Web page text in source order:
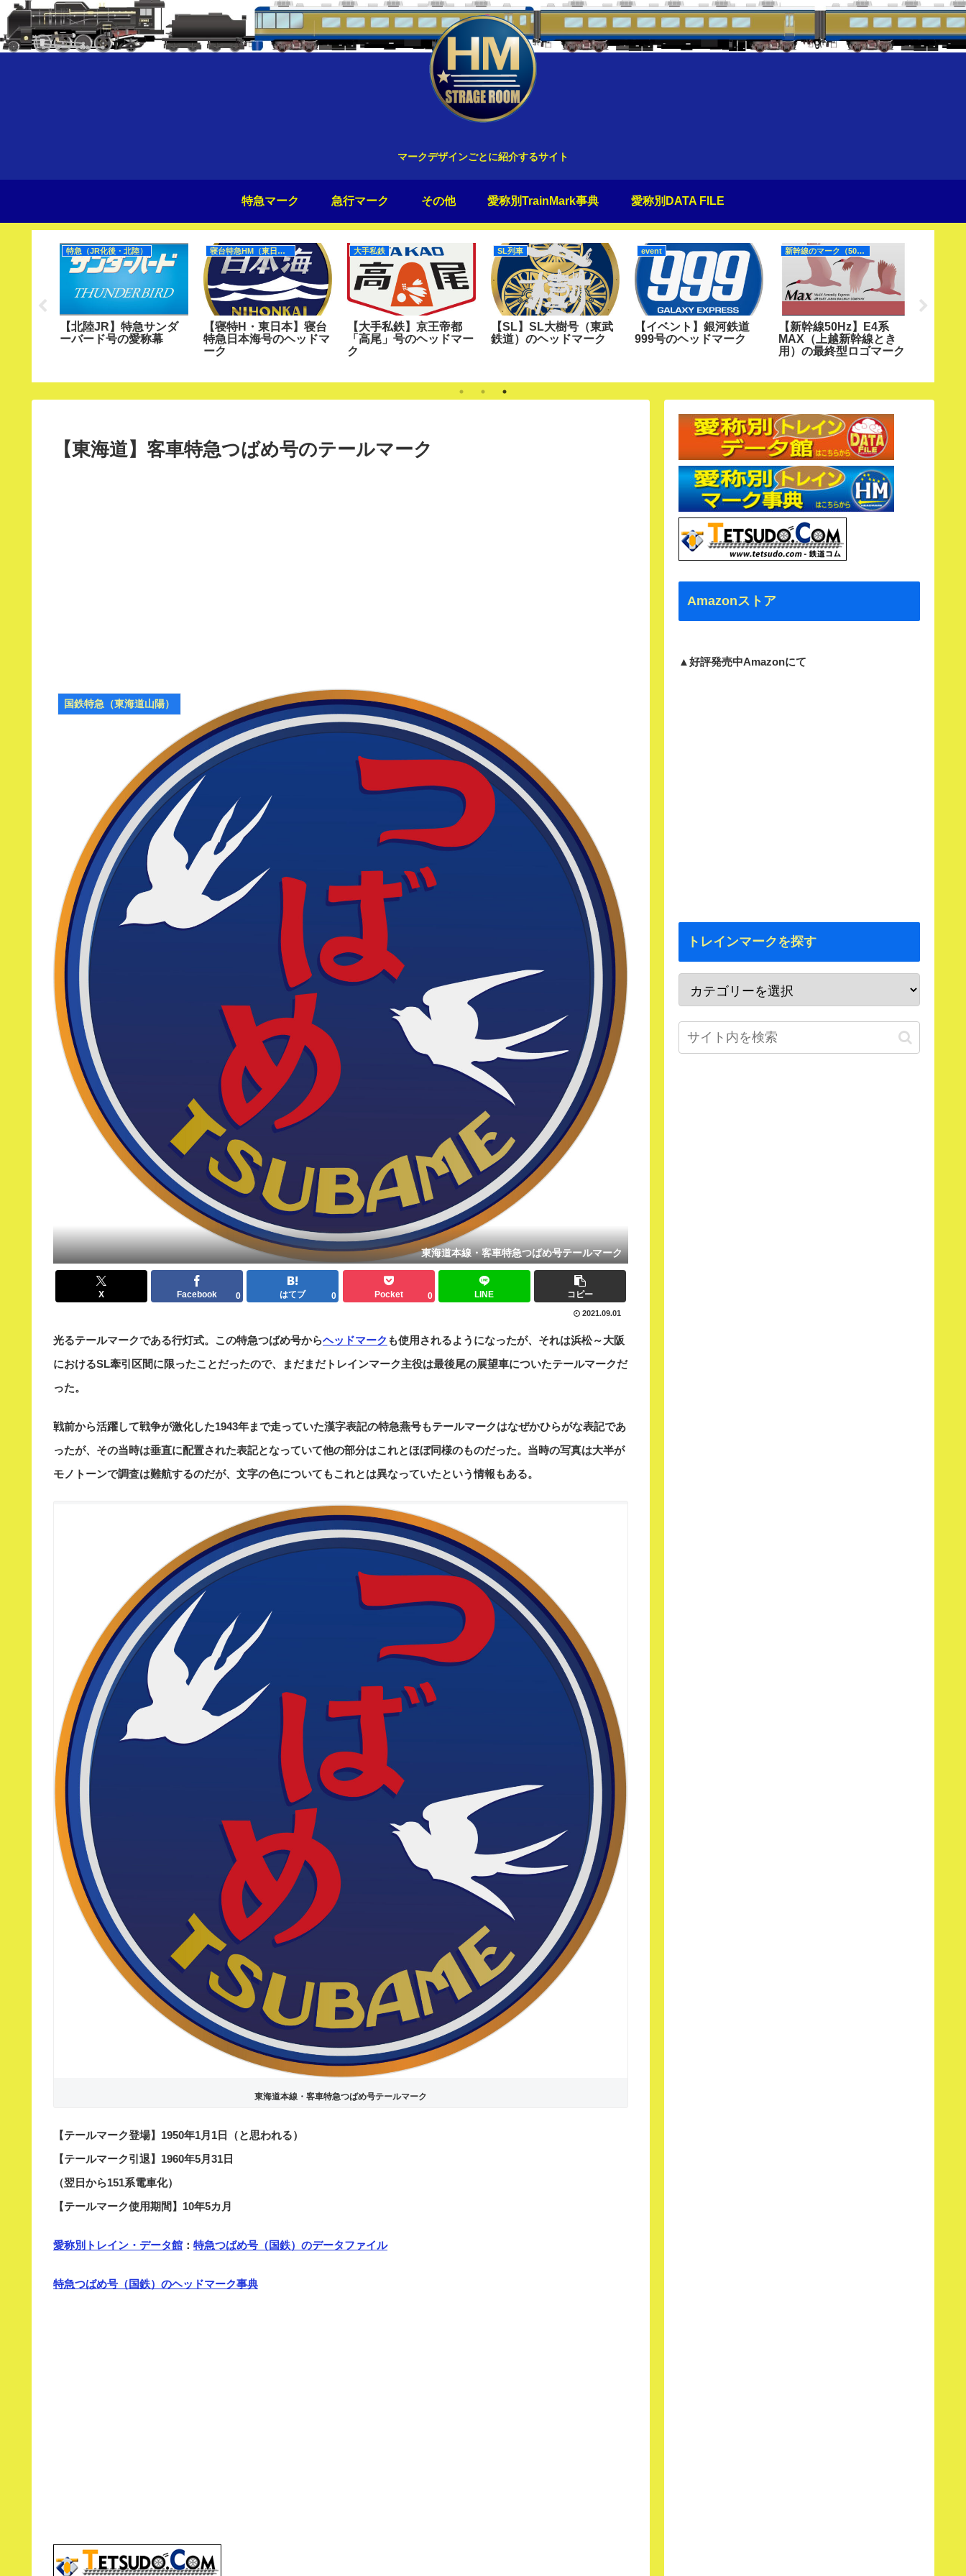
マークデザインごとに紹介するサイト
特急マーク 急行マーク その他 愛称別TrainMark事典 愛称別DATA FILE
特急（JR化後・北陸）
【北陸JR】特急サンダ
ーバード号の愛称幕
寝台特急HM（東日本）
【寝特H・東日本】寝台
特急日本海号のヘッドマ
ーク
大手私鉄
【大手私鉄】京王帝都
「高尾」号のヘッドマー
ク
SL列車
【SL】SL大樹号（東武
鉄道）のヘッドマーク
event
【イベント】銀河鉄道
999号のヘッドマーク
新幹線のマーク（50Hz）
【新幹線50Hz】E4系
MAX（上越新幹線とき
用）の最終型ロゴマーク
【東海道】客車特急つばめ号のテールマーク
国鉄特急（東海道山陽）
東海道本線・客車特急つばめ号テールマーク
X Facebook 0 はてブ 0 Pocket 0 LINE コピー
2021.09.01
光るテールマークである行灯式。この特急つばめ号からヘッドマーク も使用されるようになったが、それは浜松～大阪
におけるSL牽引区間に限ったことだったので、まだまだトレインマーク主役は最後尾の展望車についたテールマークだ
った。
戦前から活躍して戦争が激化した1943年まで走っていた漢字表記の特急燕号もテールマークはなぜかひらがな表記であ
ったが、その当時は垂直に配置された表記となっていて他の部分はこれとほぼ同様のものだった。当時の写真は大半が
モノトーンで調査は難航するのだが、文字の色についてもこれとは異なっていたという情報もある。
東海道本線・客車特急つばめ号テールマーク
【テールマーク登場】1950年1月1日（と思われる）
【テールマーク引退】1960年5月31日
（翌日から151系電車化）
【テールマーク使用期間】10年5カ月
愛称別トレイン・データ館 ： 特急つばめ号（国鉄）のデータファイル
特急つばめ号（国鉄）のヘッドマーク事典
Amazonストア
▲好評発売中Amazonにて
トレインマークを探す